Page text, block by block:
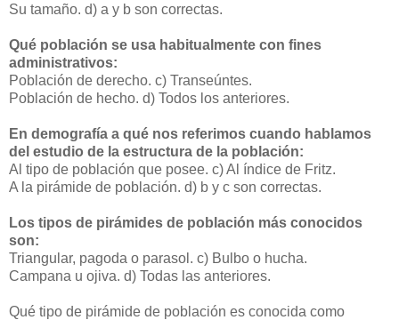
Su tamaño. d) a y b son correctas.
Qué población se usa habitualmente con fines
administrativos:
Población de derecho. c) Transeúntes.
Población de hecho. d) Todos los anteriores.
En demografía a qué nos referimos cuando hablamos
del estudio de la estructura de la población:
Al tipo de población que posee. c) Al índice de Fritz.
A la pirámide de población. d) b y c son correctas.
Los tipos de pirámides de población más conocidos
son:
Triangular, pagoda o parasol. c) Bulbo o hucha.
Campana u ojiva. d) Todas las anteriores.
Qué tipo de pirámide de población es conocida como